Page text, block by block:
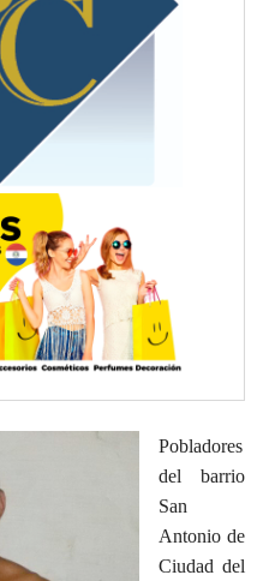
Pobladores
del barrio
San
Antonio de
Ciudad del